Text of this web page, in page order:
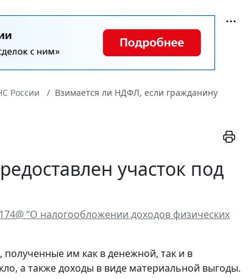
России
Взимается ли НДФЛ, если гражданину
участок под
“О налогообложении доходов физических
им как в денежной, так и в
а также доходы в виде материальной выгоды.